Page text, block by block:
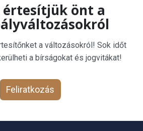
értesítjük önt a
a változásokról! Sok időt
a bírságokat és jogvitákat!
Feliratkozás